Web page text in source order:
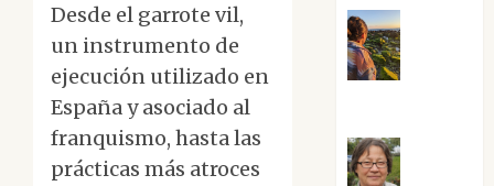
Desde el garrote vil,
un instrumento de
ejecución utilizado en
España y asociado al
franquismo, hasta las
prácticas más atroces